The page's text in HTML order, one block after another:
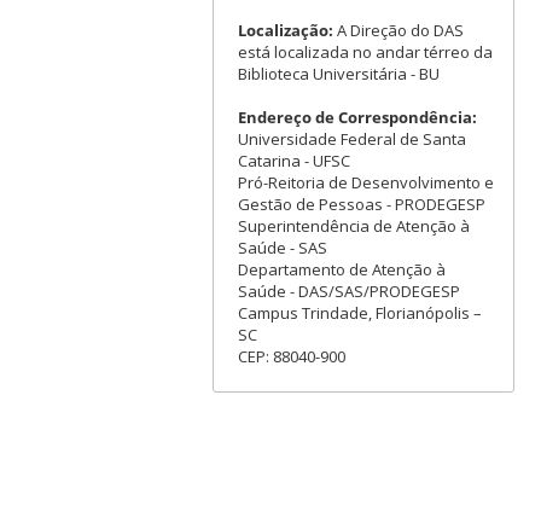
Localização: A Direção do DAS
está localizada no andar térreo da
Biblioteca Universitária - BU
Endereço de Correspondência:
Universidade Federal de Santa
Catarina - UFSC
Pró-Reitoria de Desenvolvimento e
Gestão de Pessoas - PRODEGESP
Superintendência de Atenção à
Saúde - SAS
Departamento de Atenção à
Saúde - DAS/SAS/PRODEGESP
Campus Trindade, Florianópolis –
SC
CEP: 88040-900